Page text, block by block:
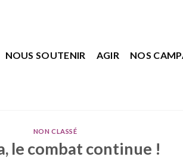
NOUS SOUTENIR AGIR NOS
NON CLASSÉ
le combat continue !